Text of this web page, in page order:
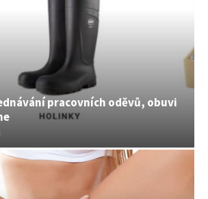
pracovních oděvů, obuvi